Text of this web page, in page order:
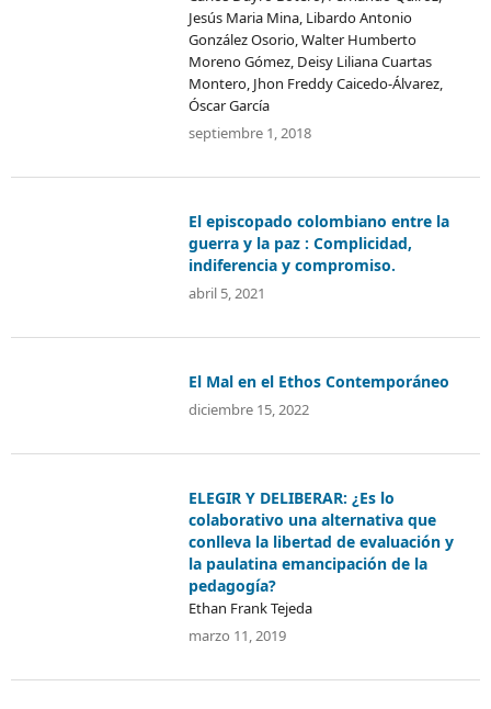
Jesús Maria Mina, Libardo Antonio
González Osorio, Walter Humberto
Moreno Gómez, Deisy Liliana Cuartas
Montero, Jhon Freddy Caicedo-Álvarez,
Óscar García
septiembre 1, 2018
El episcopado colombiano entre la
guerra y la paz : Complicidad,
indiferencia y compromiso.
abril 5, 2021
El Mal en el Ethos Contemporáneo
diciembre 15, 2022
ELEGIR Y DELIBERAR: ¿Es lo
colaborativo una alternativa que
conlleva la libertad de evaluación y
la paulatina emancipación de la
pedagogía?
Ethan Frank Tejeda
marzo 11, 2019